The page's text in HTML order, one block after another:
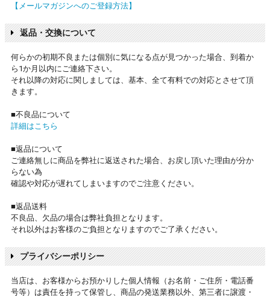
【メールマガジンへのご登録方法】
返品・交換について
何らかの初期不良または個別に気になる点が見つかった場合、到着か
ら1か月以内にご連絡下さい。
それ以降の対応に関しましては、基本、全て有料での対応とさせて頂
きます。
■不良品について
詳細はこちら
■返品について
ご連絡無しに商品を弊社に返送された場合、お戻し頂いた理由が分か
らない為
確認や対応が遅れてしまいますのでご注意ください。
■返品送料
不良品、欠品の場合は弊社負担となります。
それ以外はお客様のご負担となりますのでご了承ください。
プライバシーポリシー
当店は、お客様からお預かりした個人情報（お名前・ご住所・電話番
号等）は責任を持って保管し、商品の発送業務以外、第三者に譲渡・